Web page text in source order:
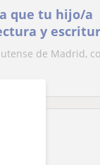
que tu hijo/a
y
de Madrid,